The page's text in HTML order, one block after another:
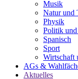
Musik
Natur und
Physik
Politik und
Spanisch
Sport
Wirtschaft
AGs &
Aktuelles